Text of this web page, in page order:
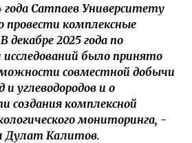
года Сатпаев Университету
провести комплексные
декабре 2025 года по
было принято
совместной добычи
и углеводородов и о
создания комплексной
мониторинга, -
Дулат Калитов.